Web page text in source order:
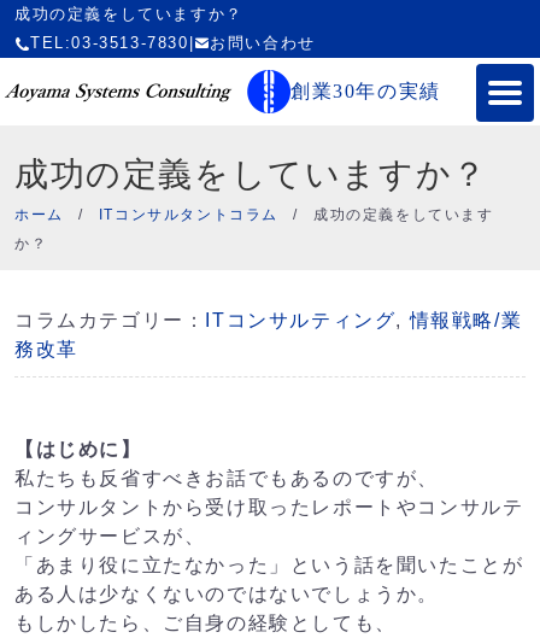
成功の定義をしていますか？
TEL:03-3513-7830
お問い合わせ
創業30年の実績
成功の定義をしていますか？
ホーム / ITコンサルタントコラム / 成功の定義をしています
か？
コラムカテゴリー： ITコンサルティング,情報戦略/業
務改革
【はじめに】
私たちも反省すべきお話でもあるのですが、
コンサルタントから受け取ったレポートやコンサルテ
ィングサービスが、
「あまり役に立たなかった」という話を聞いたことが
ある人は少なくないのではないでしょうか。
もしかしたら、ご自身の経験としても、